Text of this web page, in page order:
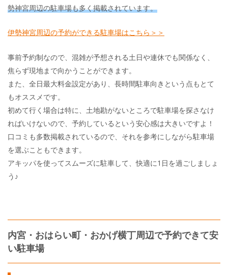
勢神宮周辺の駐車場も多く掲載されています。
伊勢神宮周辺の予約ができる駐車場はこちら＞＞
事前予約制なので、混雑が予想される土日や連休でも関係なく、
焦らず現地まで向かうことができます。
また、全日最大料金設定があり、長時間駐車向きという点もとて
もオススメです。
初めて行く場合は特に、土地勘がないところで駐車場を探さなけ
ればいけないので、予約しているという安心感は大きいですよ！
口コミも多数掲載されているので、それを参考にしながら駐車場
を選ぶこともできます。
アキッパを使ってスムーズに駐車して、快適に1日を過ごしましょ
う♪
内宮・おはらい町・おかげ横丁周辺で予約できて安
い駐車場